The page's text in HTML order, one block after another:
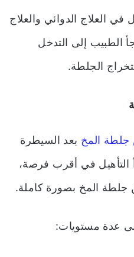
العلاج الدوائي والعلاج
الطبيب إلى التدخل
الجلطة.
المخ بعد السيطرة
التأهيل في أقرب فرصة،
المخ بصورة كاملة.
عدة مستويات: